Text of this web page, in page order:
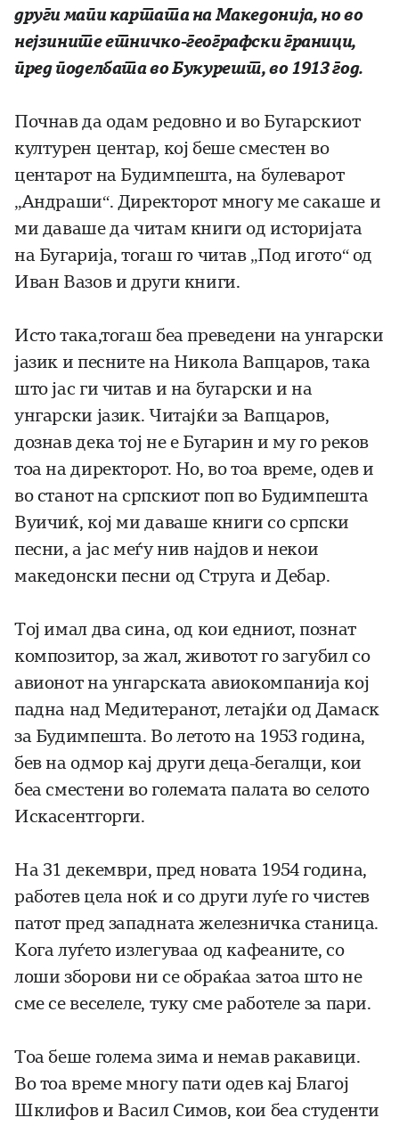
други мапи картата на Македонија, но во
нејзините етничко-географски граници,
пред поделбата во Букурешт, во 1913 год.
Почнав да одам редовно и во Бугарскиот
културен центар, кој беше сместен во
центарот на Будимпешта, на булеварот
„Андраши“. Директорот многу ме сакаше и
ми даваше да читам книги од историјата
на Бугарија, тогаш го читав „Под игото“ од
Иван Вазов и други книги.
Исто така,тогаш беа преведени на унгарски
јазик и песните на Никола Вапцаров, така
што јас ги читав и на бугарски и на
унгарски јазик. Читајќи за Вапцаров,
дознав дека тој не е Бугарин и му го реков
тоа на директорот. Но, во тоа време, одев и
во станот на српскиот поп во Будимпешта
Вуичиќ, кој ми даваше книги со српски
песни, а јас меѓу нив најдов и некои
македонски песни од Струга и Дебар.
Тој имал два сина, од кои едниот, познат
композитор, за жал, животот го загубил со
авионот на унгарската авиокомпанија кој
падна над Медитеранот, летајќи од Дамаск
за Будимпешта. Во летото на 1953 година,
бев на одмор кај други деца-бегалци, кои
беа сместени во големата палата во селото
Искасентгорги.
На 31 декември, пред новата 1954 година,
работев цела ноќ и со други луѓе го чистев
патот пред западната железничка станица.
Кога луѓето излегуваа од кафеаните, со
лоши зборови ни се обраќаа затоа што не
сме се веселеле, туку сме работеле за пари.
Тоа беше голема зима и немав ракавици.
Во тоа време многу пати одев кај Благој
Шклифов и Васил Симов, кои беа студенти